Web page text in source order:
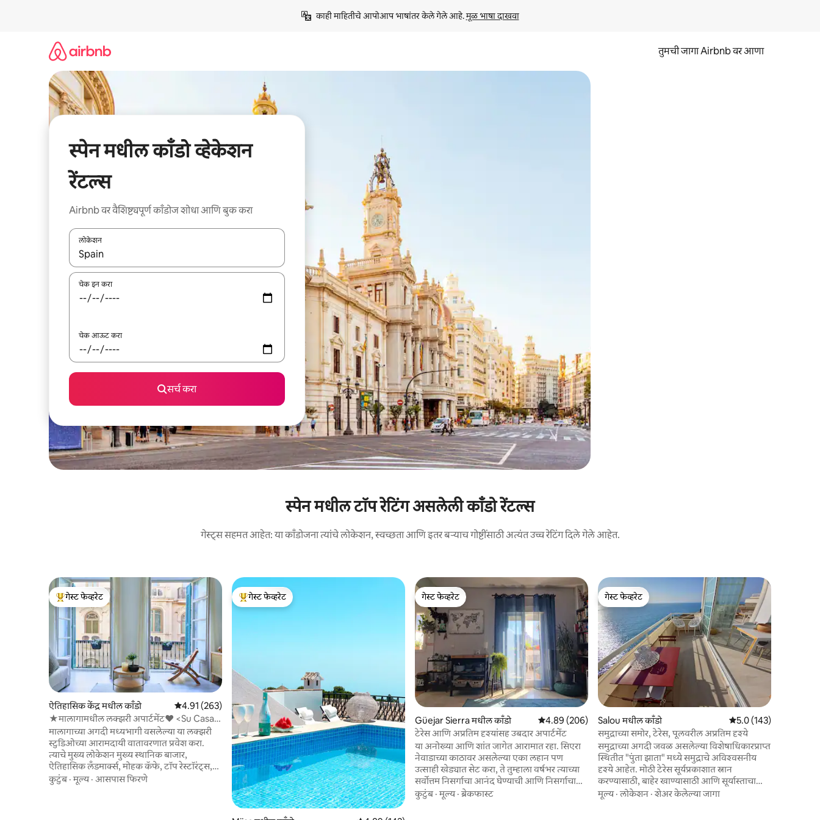
काही माहितीचे आपोआप भाषांतर केले गेले आहे. मूळ भाषा दाखवा
तुमची जागा Airbnb वर आणा
स्पेन मधील काँडो व्हेकेशन
रेंटल्स
Airbnb वर वैशिष्ट्यपूर्ण काँडोज शोधा आणि बुक करा
लोकेशन
जेव्हा परिणाम उपलब्ध असतील, तेव्हा वरच्या आणि खाली बाणांच्या किजसह नेव्हिगेट करा किंवा स्पर्शाने स्वाइप जेश्चर्स वापरून एक्सप्लोर करा.
चेक इन करा
चेक आऊट करा
सर्च करा
स्पेन मधील टॉप रेटिंग असलेली काँडो रेंटल्स
गेस्ट्स सहमत आहेत: या काँडोजना त्यांचे लोकेशन, स्वच्छता आणि इतर बऱ्याच गोष्टींसाठी अत्यंत उच्च रेटिंग दिले गेले आहेत.
टॉप गेस्ट फेव्हरेट
गेस्ट फेव्हरेट
ऐतिहासिक केंद्र मधील काँडो 5 पैकी 4.91 सरासरी रेटिंग, 263 रिव्ह्यूज
4.91 (263)
★मालागामधील लक्झरी अपार्टमेंट♥ <Su Casa
Away
मालागाच्या अगदी मध्यभागी वसलेल्या या लक्झरी
स्टुडिओच्या आरामदायी वातावरणात प्रवेश करा.
त्याचे मुख्य लोकेशन मुख्य स्थानिक बाजार,
ऐतिहासिक लँडमार्क्स, मोहक कॅफे, टॉप रेस्टॉरंट्स,
रोमांचक दुकाने, भरभराट होणारे बंदर, सूर्यप्रकाशाने
भरलेले बीच आणि बरेच काही यांच्यापासून काही
कुटुंब·मूल्य· आसपास फिरणे
टॉप गेस्ट फेव्हरेट
गेस्ट फेव्हरेट
गेस्ट फेव्हरेट
गेस्ट फेव्हरेट
Güejar Sierra मधील काँडो 5 पैकी 4.89 सरासरी रेटिंग, 206 रिव्ह्यूज
4.89 (206)
टेरेस आणि अप्रतिम दृश्यांसह उबदार अपार्टमेंट
या अनोख्या आणि शांत जागेत आरामात रहा. सिएरा
नेवाडाच्या काठावर असलेल्या एका लहान पण
उत्साही खेड्यात सेट करा, ते तुम्हाला वर्षभर त्याच्या
सर्वोत्तम निसर्गाचा आनंद घेण्याची आणि निसर्गाचा
आनंद घेण्याची, पर्वत एक्सप्लोर करण्याची, तुम्ही
सायकलिंग उत्साही असल्यास किंवा तुम्हाला
कुटुंब·मूल्य·ब्रेकफास्ट
गेस्ट फेव्हरेट
गेस्ट फेव्हरेट
Salou मधील काँडो 5 पैकी 5.0 सरासरी रेटिंग,
5.0 (143)
समुद्राच्या समोर, टेरेस, पूलवरील अप्रतिम दृश्ये
समुद्राच्या अगदी जवळ असलेल्या विशेषाधिकारप्राप्त
स्थितीत "पुंता झाता" मध्ये समुद्राचे अविश्वसनीय
दृश्ये आहेत. मोठी टेरेस सूर्यप्रकाशात स्नान
करण्यासाठी, बाहेर खाण्यासाठी आणि सूर्यास्ताचा
आनंद घेण्यासाठी आदर्श आहे. लहान नाश्त्यासाठी
आणि सूर्योदय पाहण्यासाठी योग्य आहे. मुख्य बेडरूम
मूल्य·लोकेशन ·शेअर केलेल्या जागा